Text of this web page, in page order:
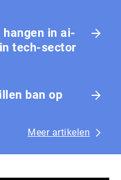
in ai-
tech-sector
ban op
Meer artikelen